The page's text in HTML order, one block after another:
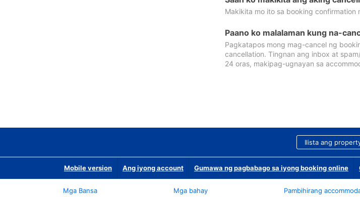
Makikita mo ito sa booking confirmation
Paano ko malalaman kung na-
Pagkatapos mong mag-cancel ng
cancellation. Tingnan ang inbox at
24 oras, makipag-ugnayan sa
Ilista ang
Mobile version Ang iyong account Gumawa ng pagbabago sa iyong booking online
Mga Bansa
Mga bahay
Pambihirang